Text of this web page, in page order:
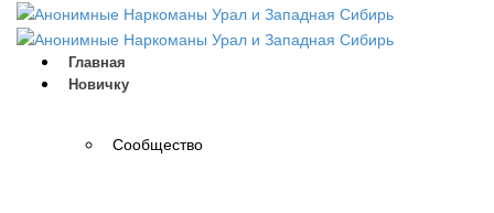
Главная
Новичку
Сообщество